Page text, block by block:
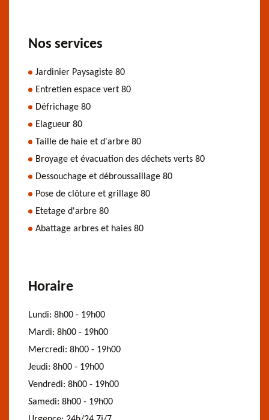
Nos services
Jardinier Paysagiste 80
Entretien espace vert 80
Défrichage 80
Elagueur 80
Taille de haie et d'arbre 80
Broyage et évacuation des déchets verts 80
Dessouchage et débroussaillage 80
Pose de clôture et grillage 80
Etetage d'arbre 80
Abattage arbres et haies 80
Horaire
Lundi: 8h00 - 19h00
Mardi: 8h00 - 19h00
Mercredi: 8h00 - 19h00
Jeudi: 8h00 - 19h00
Vendredi: 8h00 - 19h00
Samedi: 8h00 - 19h00